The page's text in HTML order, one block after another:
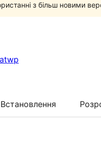
з більш новими
Встановлення